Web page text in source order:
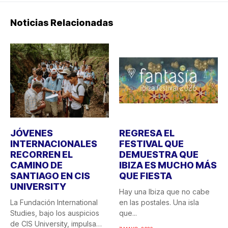
Noticias Relacionadas
JÓVENES
INTERNACIONALES
RECORREN EL
CAMINO DE
SANTIAGO EN CIS
UNIVERSITY
La Fundación International
Studies, bajo los auspicios
de CIS University, impulsa
REGRESA EL
FESTIVAL QUE
DEMUESTRA QUE
IBIZA ES MUCHO MÁS
QUE FIESTA
Hay una Ibiza que no cabe
en las postales. Una isla
que...